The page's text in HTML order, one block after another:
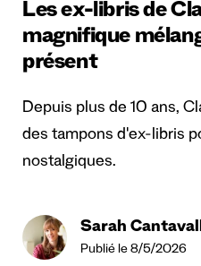
Les ex-libris de
magnifique
présent
Depuis plus de 10 ans,
des tampons d'ex-libris
nostalgiques.
Sarah
Publié le 8/5/2026